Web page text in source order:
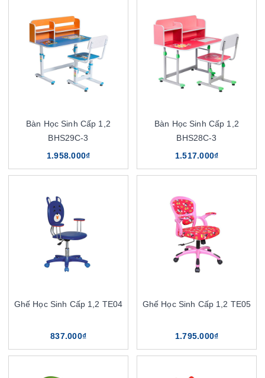
Bàn Học Sinh Cấp 1,2
BHS29C-3
1.958.000₫
Bàn Học Sinh Cấp 1,2
BHS28C-3
1.517.000₫
Ghế Học Sinh Cấp 1,2 TE04
837.000₫
Ghế Học Sinh Cấp 1,2 TE05
1.795.000₫